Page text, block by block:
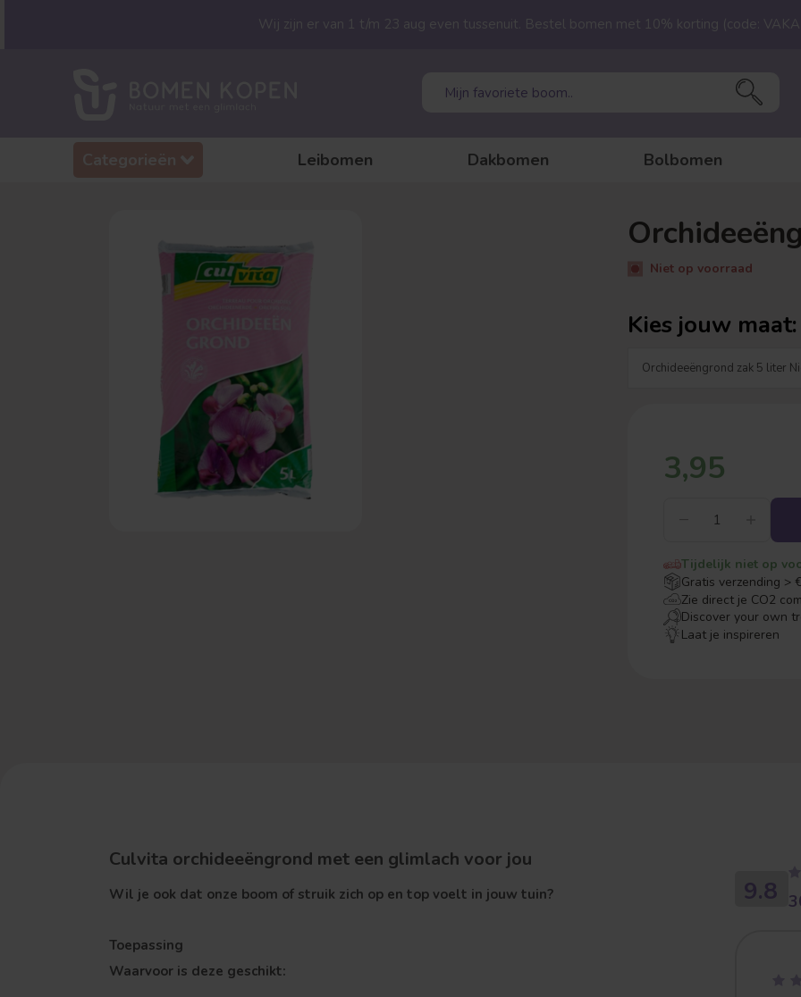
Leibomen Dakbomen Bolbomen
Wij zijn er van 1 t/m 23 aug even tussenuit. Bestel bomen met 10% korting (code:
Niet op voorraad
Kies jouw maat:
3,95
Tijdelijk niet op
Gratis verzending >
Zie direct je CO2
Discover your own
Laat je inspireren
Culvita orchideeëngrond met een glimlach voor jou
Wil je ook dat onze boom of struik zich op en top voelt in jouw tuin?
Toepassing
Waarvoor is deze geschikt:
9.8